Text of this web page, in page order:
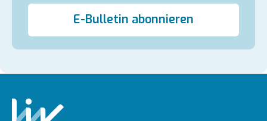
E-Bulletin abonnieren